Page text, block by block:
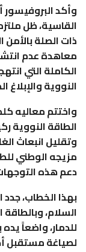
وأكد
القاسية، ظل
ذات الصلة
معاهدة عدم
الكاملة التي
النووية
واختتم معاليه
الطاقة النووية
وتقليل انبعاث
مزيجه الوطني
دعم هذه
بهذا الخطاب، جدد
السلام، وبالطاقة
للدمار، واضعاً
لصياغة مستقبل